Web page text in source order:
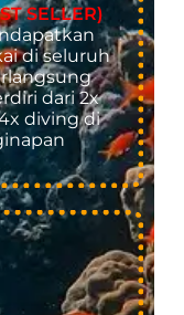
SELLER)
di seluruh
dari 2x
diving di